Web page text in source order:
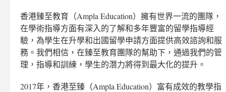
香港臻至教育（Ampla Education）擁有世界一流的團隊，
在學術指導方面有深入的了解和多年豐富的留學指導經
驗，為學生在升學和出國留學申請方面提供高效諮詢和服
務。我們相信，在臻至教育團隊的幫助下，通過我們的管
理，指導和訓練，學生的潛力將得到最大化的提升。
2017年，香港至臻（Ampla Education）富有成效的教學指